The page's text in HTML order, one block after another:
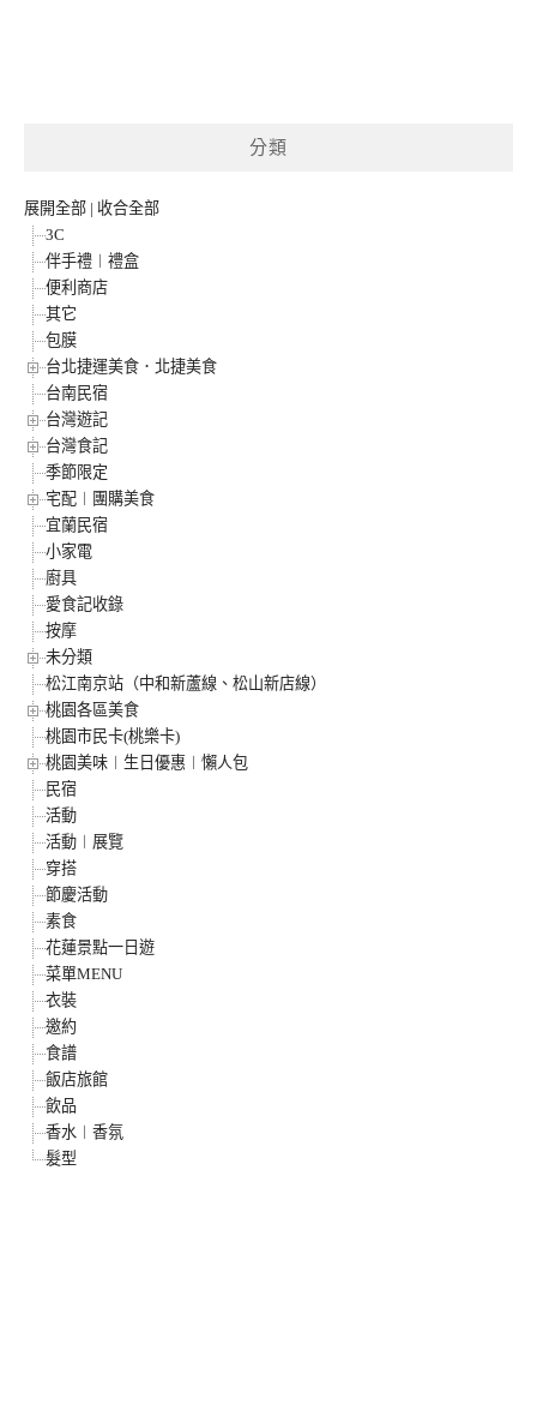
分類
展開全部 | 收合全部
3C
伴手禮︱禮盒
便利商店
其它
包膜
台北捷運美食．北捷美食
台南民宿
台灣遊記
台灣食記
季節限定
宅配︱團購美食
宜蘭民宿
小家電
廚具
愛食記收錄
按摩
未分類
松江南京站（中和新蘆線、松山新店線）
桃園各區美食
桃園市民卡(桃樂卡)
桃園美味︱生日優惠︱懶人包
民宿
活動
活動︱展覽
穿搭
節慶活動
素食
花蓮景點一日遊
菜單MENU
衣裝
邀約
食譜
飯店旅館
飲品
香水︱香氛
髮型